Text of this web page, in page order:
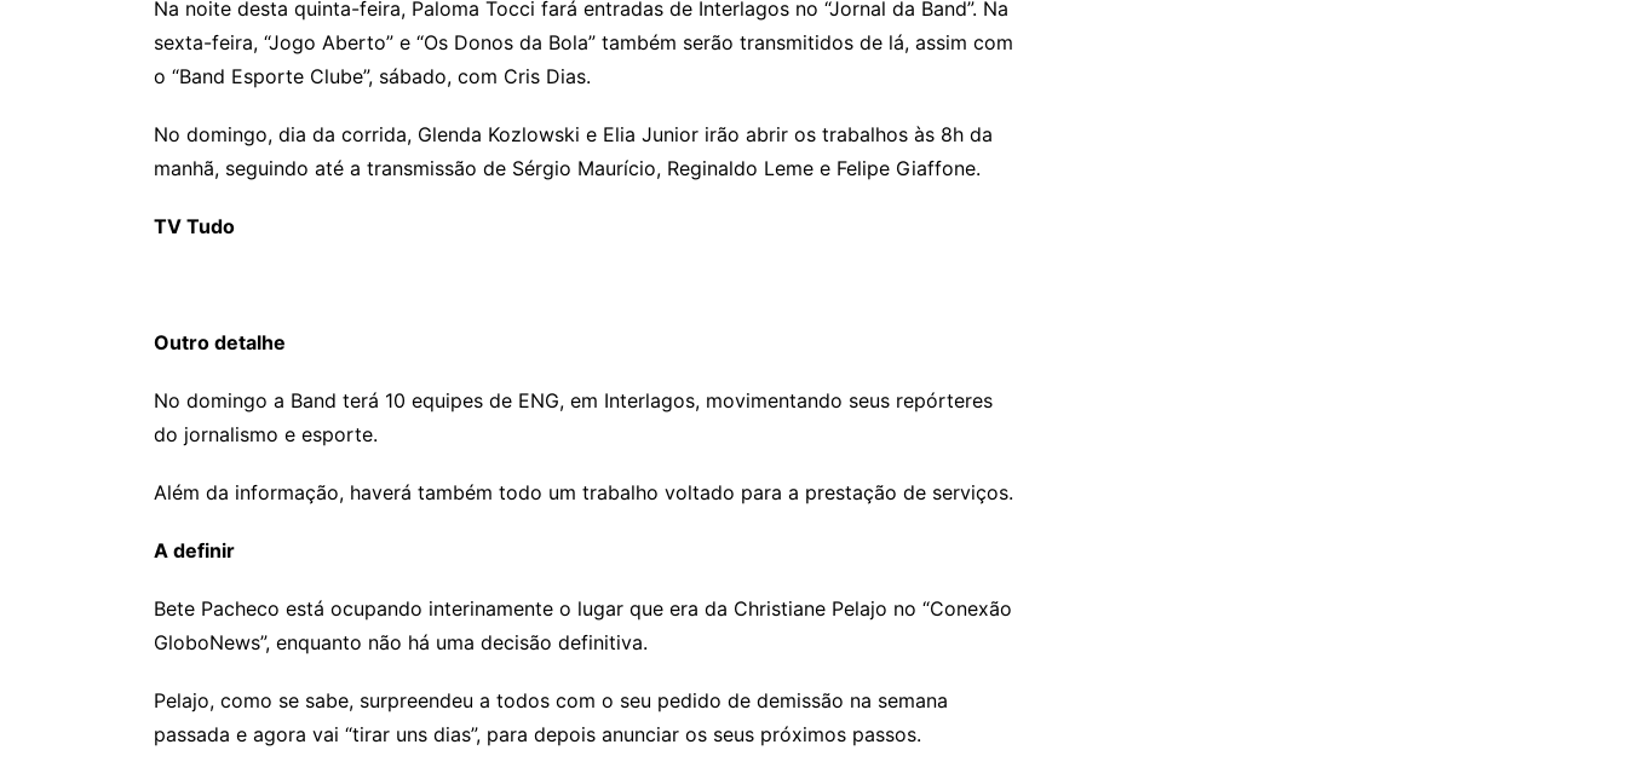
Na noite desta quinta-feira, Paloma Tocci fará entradas de Interlagos no “Jornal da Band”. Na
sexta-feira, “Jogo Aberto” e “Os Donos da Bola” também serão transmitidos de lá, assim com
o “Band Esporte Clube”, sábado, com Cris Dias.
No domingo, dia da corrida, Glenda Kozlowski e Elia Junior irão abrir os trabalhos às 8h da
manhã, seguindo até a transmissão de Sérgio Maurício, Reginaldo Leme e Felipe Giaffone.
TV Tudo
Outro detalhe
No domingo a Band terá 10 equipes de ENG, em Interlagos, movimentando seus repórteres
do jornalismo e esporte.
Além da informação, haverá também todo um trabalho voltado para a prestação de serviços.
A definir
Bete Pacheco está ocupando interinamente o lugar que era da Christiane Pelajo no “Conexão
GloboNews”, enquanto não há uma decisão definitiva.
Pelajo, como se sabe, surpreendeu a todos com o seu pedido de demissão na semana
passada e agora vai “tirar uns dias”, para depois anunciar os seus próximos passos.